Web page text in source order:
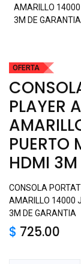
AMARILLO 14000
3M DE GARANTIA
OFERTA
PLAYER
PUERTO
HDMI
CONSOLA
AMARILLO 14000
3M DE GARANTIA
$ 725.00